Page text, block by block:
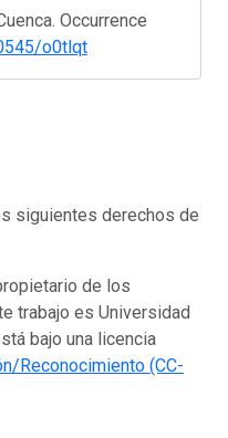
Occurrence
o0tlqt
siguientes derechos de
de los
trabajo es Universidad
bajo una licencia
Reconocimiento (CC-